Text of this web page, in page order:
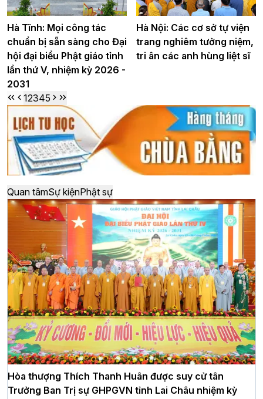
Hà Tĩnh: Mọi công tác
chuẩn bị sẵn sàng cho Đại
hội đại biểu Phật giáo tỉnh
lần thứ V, nhiệm kỳ 2026 -
2031
Hà Nội: Các cơ sở tự viện
trang nghiêm tưởng niệm,
tri ân các anh hùng liệt sĩ
12345
Quan tâmSự kiệnPhật sự
Hòa thượng Thích Thanh Huân được suy cử tân
Trưởng Ban Trị sự GHPGVN tỉnh Lai Châu nhiệm kỳ